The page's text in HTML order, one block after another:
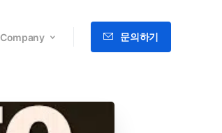
Company 문의하기